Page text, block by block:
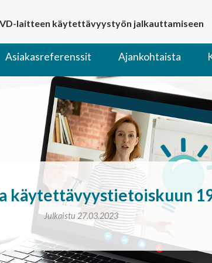
Asiakasreferenssit Ajankohtaista
käytettävyystietoiskuun
Julkaistu 27.03.2023
laitteen käytettävyystyön jalkauttamiseen